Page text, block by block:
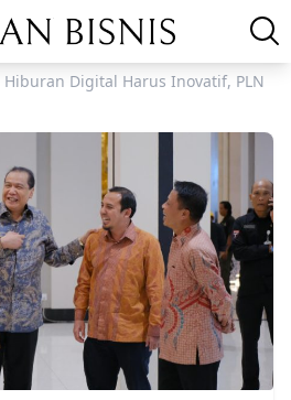
Hiburan Digital Harus Inovatif, PLN